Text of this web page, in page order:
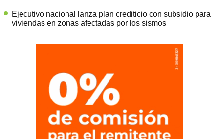
Ejecutivo nacional lanza plan crediticio con subsidio para
viviendas en zonas afectadas por los sismos